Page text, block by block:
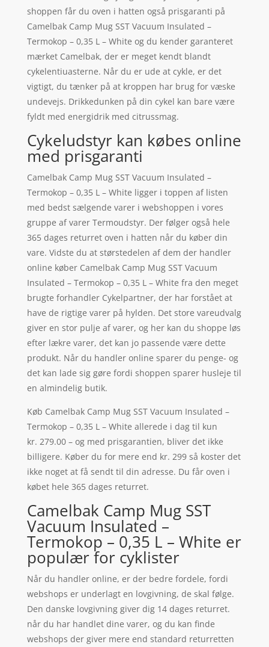
shoppen får du oven i hatten også prisgaranti på
Camelbak Camp Mug SST Vacuum Insulated –
Termokop – 0,35 L – White og du kender garanteret
mærket Camelbak, der er meget kendt blandt
cykelentiuasterne. Når du er ude at cykle, er det
vigtigt, du tænker på at kroppen har brug for væske
undevejs. Drikkedunken på din cykel kan bare være
fyldt med energidrik med citrussmag.
Cykeludstyr kan købes online
med prisgaranti
Camelbak Camp Mug SST Vacuum Insulated –
Termokop – 0,35 L – White ligger i toppen af listen
med bedst sælgende varer i webshoppen i vores
gruppe af varer Termoudstyr. Der følger også hele
365 dages returret oven i hatten når du køber din
vare. Vidste du at størstedelen af dem der handler
online køber Camelbak Camp Mug SST Vacuum
Insulated – Termokop – 0,35 L – White fra den meget
brugte forhandler Cykelpartner, der har forstået at
have de rigtige varer på hylden. Det store vareudvalg
giver en stor pulje af varer, og her kan du shoppe løs
efter lækre varer, det kan jo passende være dette
produkt. Når du handler online sparer du penge- og
det kan lade sig gøre fordi shoppen sparer husleje til
en almindelig butik.
Køb Camelbak Camp Mug SST Vacuum Insulated –
Termokop – 0,35 L – White allerede i dag til kun
kr. 279.00 – og med prisgarantien, bliver det ikke
billigere. Køber du for mere end kr. 299 så koster det
ikke noget at få sendt til din adresse. Du får oven i
købet hele 365 dages returret.
Camelbak Camp Mug SST
Vacuum Insulated –
Termokop – 0,35 L – White er
populær for cyklister
Når du handler online, er der bedre fordele, fordi
webshops er underlagt en lovgivning, de skal følge.
Den danske lovgivning giver dig 14 dages returret.
når du har handlet dine varer, og du kan finde
webshops der giver mere end standard returretten